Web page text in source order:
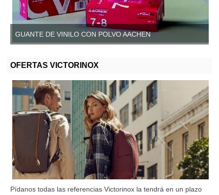
GUANTE DE VINILO CON POLVO AACHEN
GUANTE DE VINILO SIN POLVO, AACHEN
OFERTAS VICTORINOX
Pídanos todas las referencias Victorinox la tendrá en un plazo